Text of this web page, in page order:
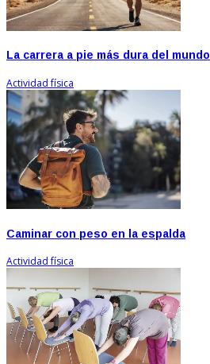
La carrera a pie más dura del mundo
Actividad física
Caminar con peso en la espalda
Actividad física